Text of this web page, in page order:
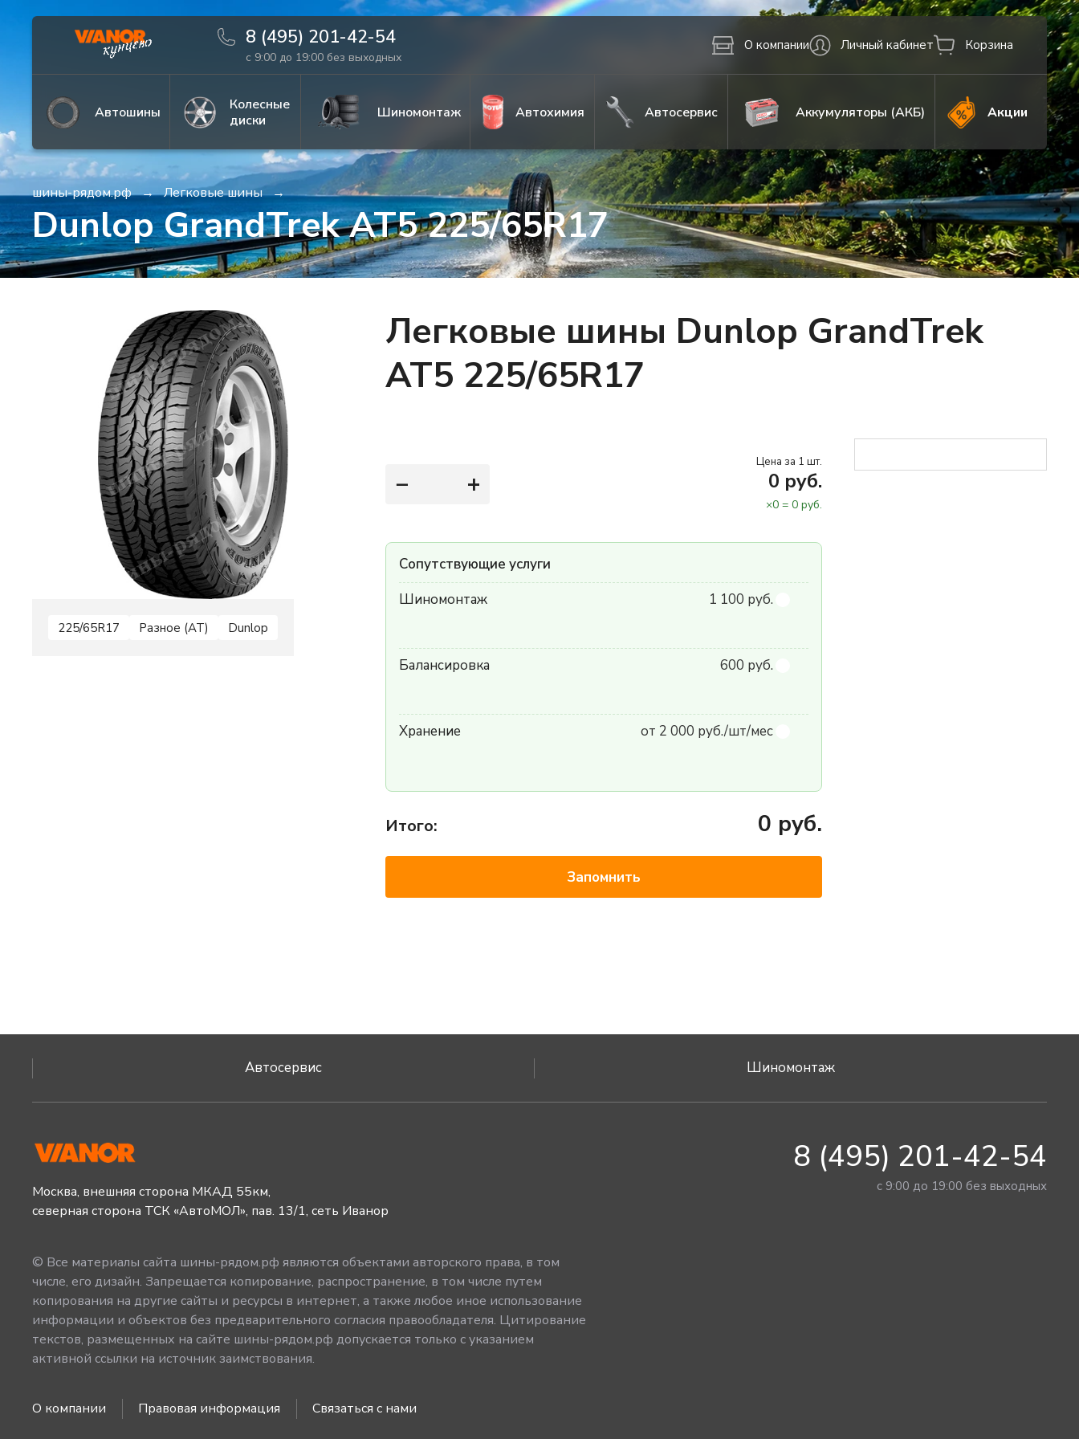
8 (495) 201-42-54
с 9:00 до 19:00 без выходных
О компании Личный кабинет Корзина
Автошины
Колесные
диски
Шиномонтаж Автохимия Автосервис Аккумуляторы (АКБ) Акции
шины-рядом.рф Легковые шины
Dunlop GrandTrek AT5 225/65R17
225/65R17 Разное (AT) Dunlop
Легковые шины Dunlop GrandTrek
AT5 225/65R17
− +
Цена за 1 шт.
0 руб.
×0 = 0 руб.
Сопутствующие услуги
Шиномонтаж
1 100 руб.
Балансировка 600 руб.
Хранение от 2 000 руб./шт/мес
Итого: 0 руб.
Запомнить
Автосервис Шиномонтаж
Москва, внешняя сторона МКАД 55км,
северная сторона ТСК «АвтоМОЛ», пав. 13/1, сеть Иванор
8 (495) 201-42-54
с 9:00 до 19:00 без выходных
© Все материалы сайта шины-рядом.рф являются объектами авторского права, в том
числе, его дизайн. Запрещается копирование, распространение, в том числе путем
копирования на другие сайты и ресурсы в интернет, а также любое иное использование
информации и объектов без предварительного согласия правообладателя. Цитирование
текстов, размещенных на сайте шины-рядом.рф допускается только с указанием
активной ссылки на источник заимствования.
О компании Правовая информация Связаться с нами
Информация Фото товара